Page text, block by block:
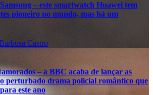
– este smartwatch Huawei tem
pioneiro no mundo, mas há um
Castro
– a BBC acaba de lançar as
perturbado drama policial romântico que
este ano